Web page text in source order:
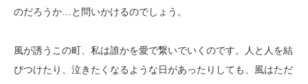
のだろうか…と問いかけるのでしょう。
風が誘うこの町、私は誰かを愛で繋いでいくのです。人と人を結
びつけたり、泣きたくなるような日があったりしても、風はただ